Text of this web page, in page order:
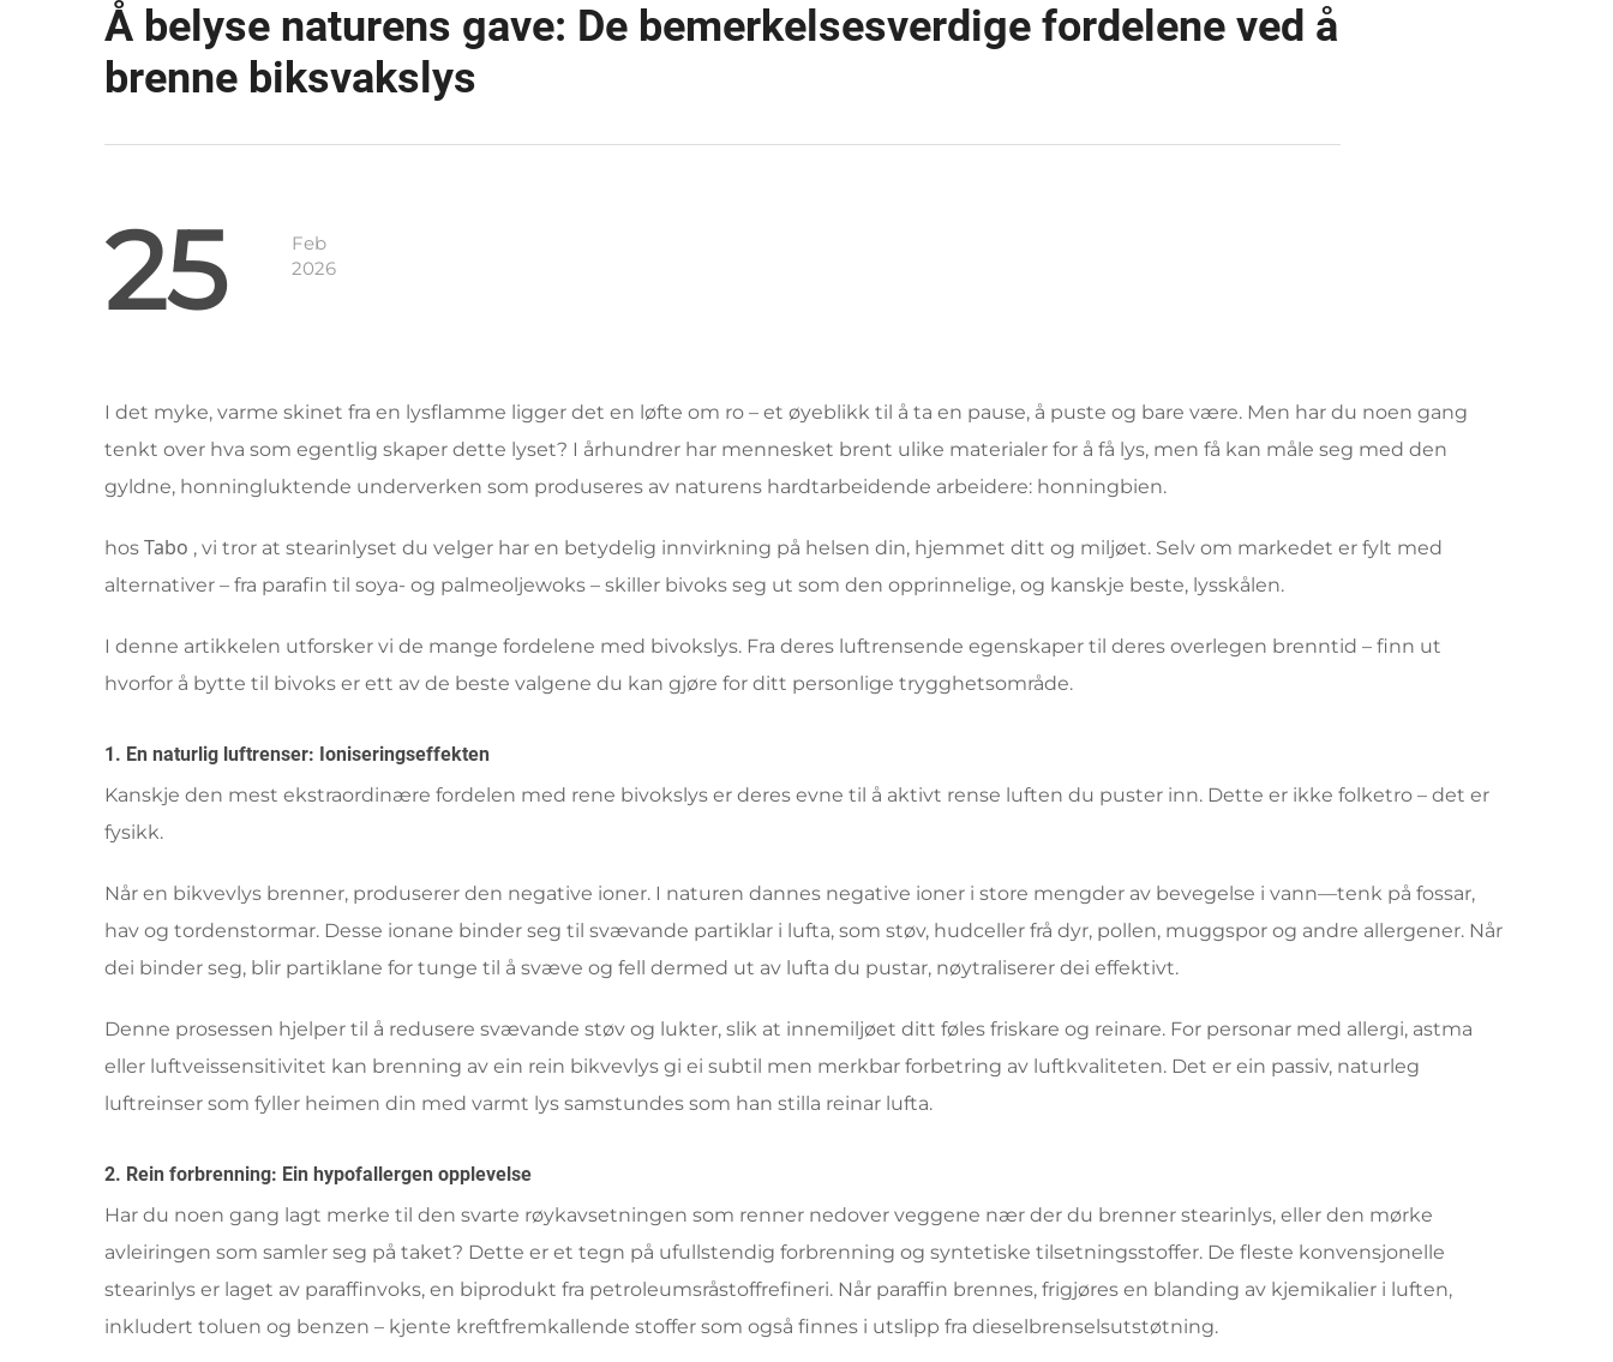
Å belyse naturens gave: De bemerkelsesverdige fordelene ved å
brenne biksvakslys
25
Feb
2026
I det myke, varme skinet fra en lysflamme ligger det en løfte om ro – et øyeblikk til å ta en pause, å puste og bare være. Men har du noen gang
tenkt over hva som egentlig skaper dette lyset? I århundrer har mennesket brent ulike materialer for å få lys, men få kan måle seg med den
gyldne, honningluktende underverken som produseres av naturens hardtarbeidende arbeidere: honningbien.
hos Tabo , vi tror at stearinlyset du velger har en betydelig innvirkning på helsen din, hjemmet ditt og miljøet. Selv om markedet er fylt med
alternativer – fra parafin til soya- og palmeoljewoks – skiller bivoks seg ut som den opprinnelige, og kanskje beste, lysskålen.
I denne artikkelen utforsker vi de mange fordelene med bivokslys. Fra deres luftrensende egenskaper til deres overlegen brenntid – finn ut
hvorfor å bytte til bivoks er ett av de beste valgene du kan gjøre for ditt personlige trygghetsområde.
1. En naturlig luftrenser: Ioniseringseffekten
Kanskje den mest ekstraordinære fordelen med rene bivokslys er deres evne til å aktivt rense luften du puster inn. Dette er ikke folketro – det er
fysikk.
Når en bikvevlys brenner, produserer den negative ioner. I naturen dannes negative ioner i store mengder av bevegelse i vann—tenk på fossar,
hav og tordenstormar. Desse ionane binder seg til svævande partiklar i lufta, som støv, hudceller frå dyr, pollen, muggspor og andre allergener. Når
dei binder seg, blir partiklane for tunge til å svæve og fell dermed ut av lufta du pustar, nøytraliserer dei effektivt.
Denne prosessen hjelper til å redusere svævande støv og lukter, slik at innemiljøet ditt føles friskare og reinare. For personar med allergi, astma
eller luftveissensitivitet kan brenning av ein rein bikvevlys gi ei subtil men merkbar forbetring av luftkvaliteten. Det er ein passiv, naturleg
luftreinser som fyller heimen din med varmt lys samstundes som han stilla reinar lufta.
2. Rein forbrenning: Ein hypofallergen opplevelse
Har du noen gang lagt merke til den svarte røykavsetningen som renner nedover veggene nær der du brenner stearinlys, eller den mørke
avleiringen som samler seg på taket? Dette er et tegn på ufullstendig forbrenning og syntetiske tilsetningsstoffer. De fleste konvensjonelle
stearinlys er laget av paraffinvoks, en biprodukt fra petroleumsråstoffrefineri. Når paraffin brennes, frigjøres en blanding av kjemikalier i luften,
inkludert toluen og benzen – kjente kreftfremkallende stoffer som også finnes i utslipp fra dieselbrenselsutstøtning.